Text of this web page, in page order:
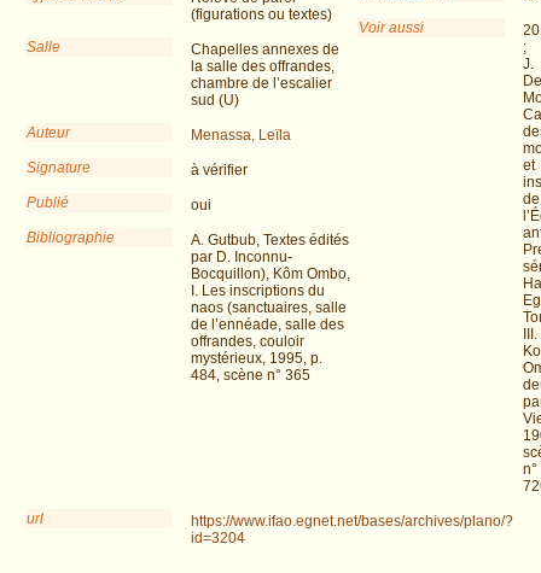
(figurations ou textes)
Salle
Chapelles annexes de
la salle des offrandes,
chambre de l’escalier
sud (U)
Auteur
Menassa, Leïla
Signature
à vérifier
Publié
oui
Bibliographie
A. Gutbub, Textes édités
par D. Inconnu-
Bocquillon), Kôm Ombo,
I. Les inscriptions du
naos (sanctuaires, salle
de l’ennéade, salle des
offrandes, couloir
mystérieux, 1995, p.
484, scène n° 365
Voir aussi
;
J.
De
et
de
III.
n°
url
https://www.ifao.egnet.net/bases/archives/plano/?
id=3204